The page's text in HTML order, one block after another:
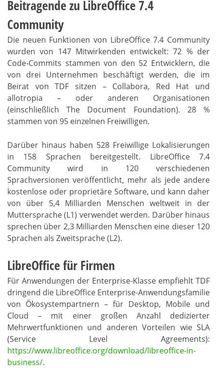
Beitragende zu LibreOffice 7.4
Community
Die neuen Funktionen von LibreOffice 7.4 Community
wurden von 147 Mitwirkenden entwickelt: 72 % der
Code-Commits stammen von den 52 Entwicklern, die
von drei Unternehmen beschäftigt werden, die im
Beirat von TDF sitzen – Collabora, Red Hat und
allotropia – oder anderen Organisationen
(einschließlich The Document Foundation). 28 %
stammen von 95 einzelnen Freiwilligen.
Darüber hinaus haben 528 Freiwillige Lokalisierungen
in 158 Sprachen bereitgestellt. LibreOffice 7.4
Community wird in 120 verschiedenen
Sprachversionen veröffentlicht, mehr als jede andere
kostenlose oder proprietäre Software, und kann daher
von über 5,4 Milliarden Menschen weltweit in der
Muttersprache (L1) verwendet werden. Darüber hinaus
sprechen über 2,3 Milliarden Menschen eine dieser 120
Sprachen als Zweitsprache (L2).
LibreOffice für Firmen
Für Anwendungen der Enterprise-Klasse empfiehlt TDF
dringend die LibreOffice Enterprise-Anwendungsfamilie
von Ökosystempartnern – für Desktop, Mobile und
Cloud – mit einer großen Anzahl dedizierter
Mehrwertfunktionen und anderen Vorteilen wie SLA
(Service Level Agreements):
https://www.libreoffice.org/download/libreoffice-in-
business/.